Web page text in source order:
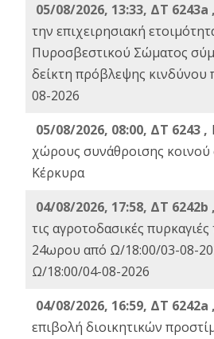
05/08/2026, 13:33, ΔΤ 6243a ,
την επιχειρησιακή
Πυροσβεστικού Σώματος
δείκτη πρόβλεψης κινδύνου
08-2026
05/08/2026, 08:00, ΔΤ 6243 ,
χώρους συνάθροισης κοινού
Κέρκυρα
04/08/2026, 17:58, ΔΤ 6242b ,
τις αγροτοδασικές
24ωρου από Ω/18:00/03-08-
Ω/18:00/04-08-2026
04/08/2026, 16:59, ΔΤ 6242a ,
επιβολή διοικητικών